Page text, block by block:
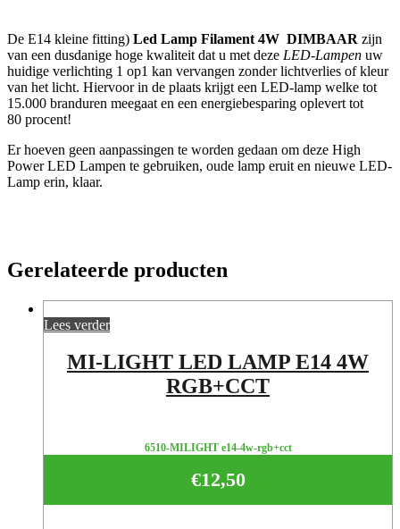
De E14 kleine fitting) Led Lamp Filament 4W DIMBAAR zijn
van een dusdanige hoge kwaliteit dat u met deze LED-Lampen uw
huidige verlichting 1 op1 kan vervangen zonder lichtverlies of kleur
van het licht. Hiervoor in de plaats krijgt een LED-lamp welke tot
15.000 branduren meegaat en een energiebesparing oplevert tot
80 procent!
Er hoeven geen aanpassingen te worden gedaan om deze High
Power LED Lampen te gebruiken, oude lamp eruit en nieuwe LED-
Lamp erin, klaar.
Gerelateerde producten
Lees verder
MI-LIGHT LED LAMP E14 4W
RGB+CCT
6510-MILIGHT e14-4w-rgb+cct
€12,50